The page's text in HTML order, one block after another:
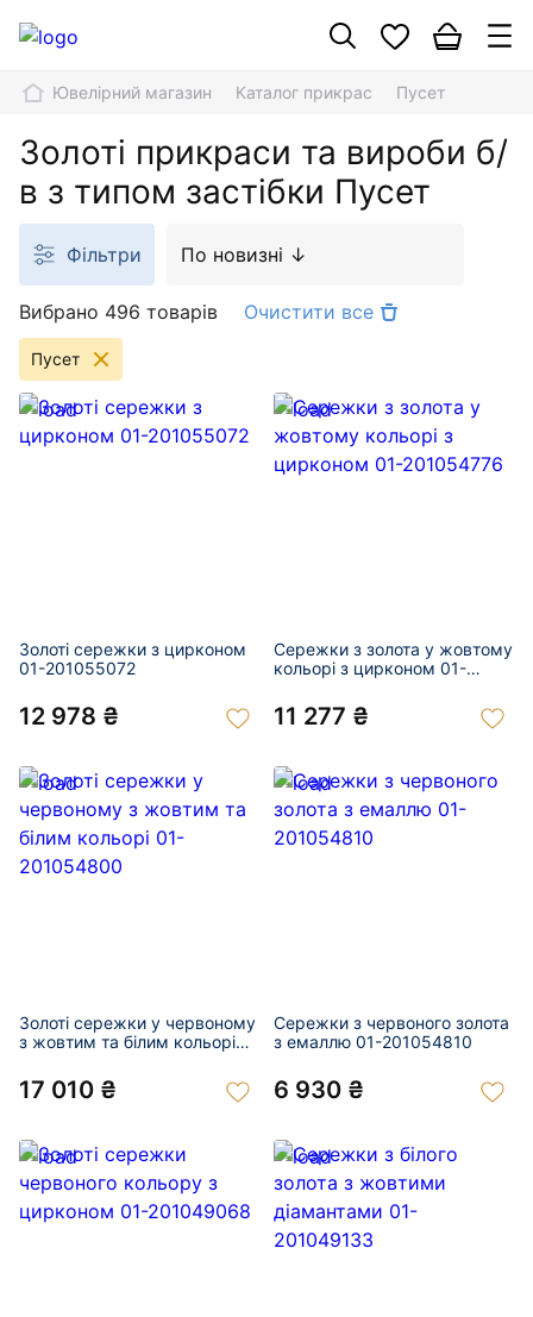
Ювелірний магазин Каталог прикрас Пусет
Золоті прикраси та вироби б/
в з типом застібки Пусет
Вибрано 496 товарів Очистити все
Пусет
Фільтри По новизні ↓
Золоті сережки з цирконом
01-201055072
12 978 ₴
Сережки з золота у жовтому
кольорі з цирконом 01-
11 277 ₴
Золоті сережки у червоному
з жовтим та білим кольорі
17 010 ₴
Сережки з червоного золота
з емаллю 01-201054810
6 930 ₴